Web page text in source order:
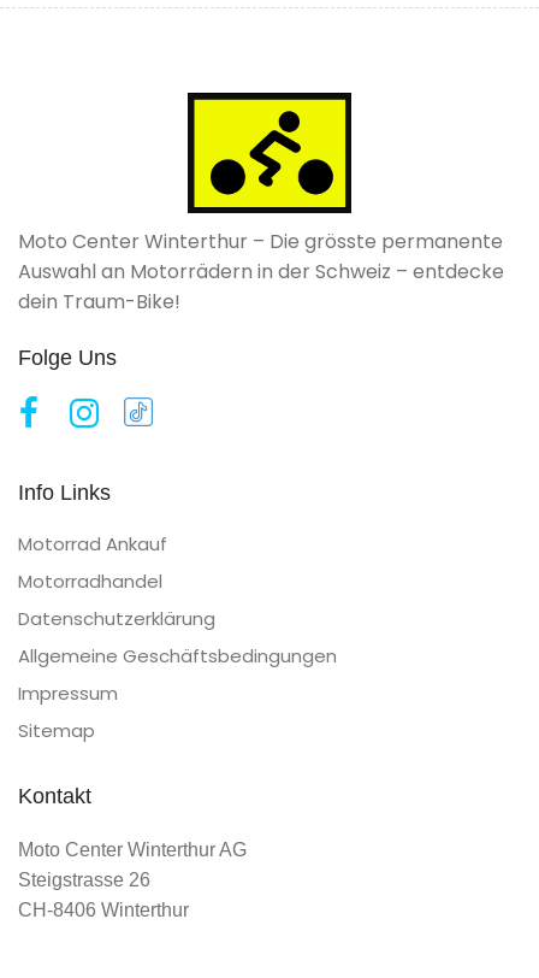
Moto Center Winterthur – Die grösste permanente
Auswahl an Motorrädern in der Schweiz – entdecke
dein Traum-Bike!
Folge Uns
Info Links
Motorrad Ankauf
Motorradhandel
Datenschutzerklärung
Allgemeine Geschäftsbedingungen
Impressum
Sitemap
Kontakt
Moto Center Winterthur AG
Steigstrasse 26
CH-8406 Winterthur